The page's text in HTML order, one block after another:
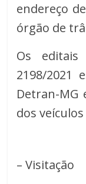
endereço
órgão de
Os editais
2198/2021
Detran-MG
dos
– Visitação